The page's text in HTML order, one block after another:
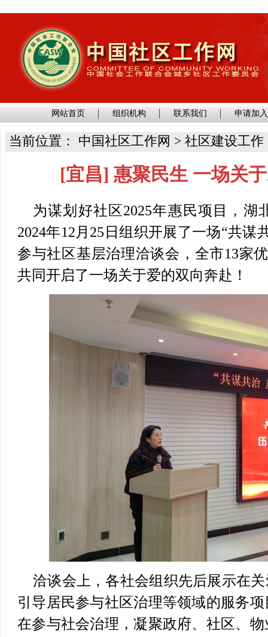
网站首页 组织机构 联系我们 申请加
当前位置： 中国社区工作网 > 社区建设工作
[宜昌] 惠聚民生 一场关
为谋划好社区2025年惠民项目，湖
2024年12月25日组织开展了一场“共谋
参与社区基层治理洽谈会，全市13家
共同开启了一场关于爱的双向奔赴！
洽谈会上，各社会组织先后展示在
引导居民参与社区治理等领域的服务
在参与社会治理，凝聚政府、社区、